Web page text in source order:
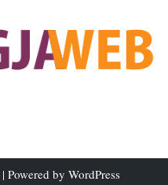
| Powered by WordPress